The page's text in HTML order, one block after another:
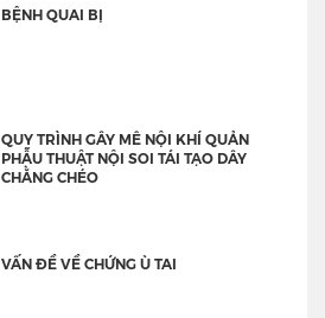
BỆNH QUAI BỊ
QUY TRÌNH GÂY MÊ NỘI KHÍ QUẢN
PHẪU THUẬT NỘI SOI TÁI TẠO DÂY
CHẰNG CHÉO
VẤN ĐỀ VỀ CHỨNG Ù TAI